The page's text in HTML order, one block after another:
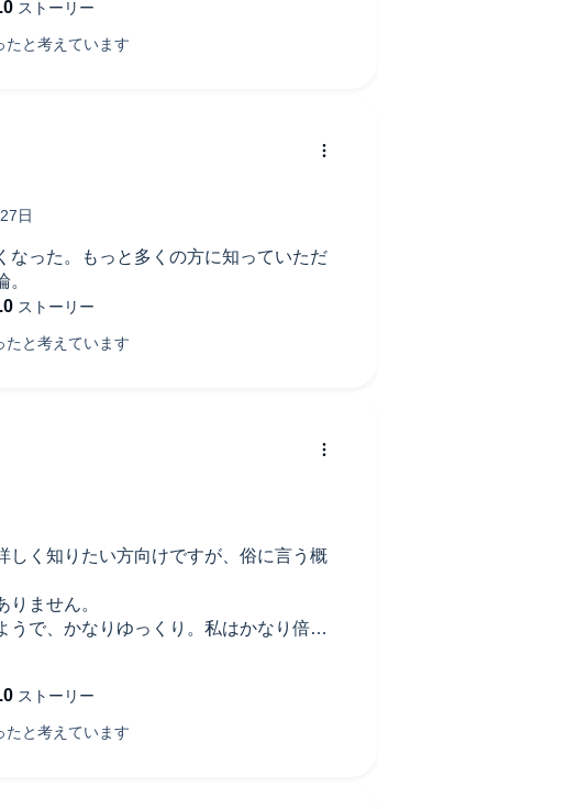
なった。もっと多くの方に知っていただ
しく知りたい方向けですが、俗に言う概
ません。
うで、かなりゆっくり。私はかなり倍率